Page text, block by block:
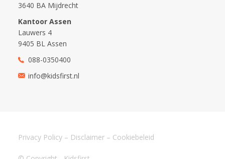
3640 BA Mijdrecht
Kantoor Assen
Lauwers 4
9405 BL Assen
088-0350400
info@kidsfirst.nl
Privacy Policy – Disclaimer – Cookiebeleid